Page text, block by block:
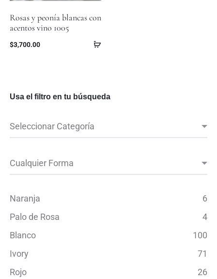
Rosas y peonía blancas con
acentos vino 1005
$3,700.00
Usa el filtro en tu búsqueda
Naranja
6
Palo de Rosa
4
Blanco
100
Ivory
71
Rojo
26